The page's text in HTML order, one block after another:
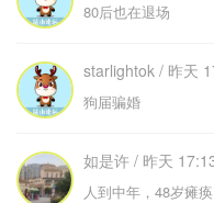
80后也在退场
starlightok / 昨天
狗届骗婚
如是许 / 昨天
人到中年，48岁瘫